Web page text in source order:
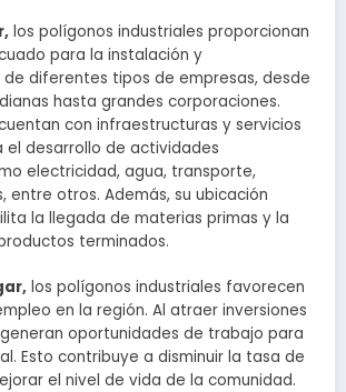
los polígonos industriales proporcionan
para la instalación y
diferentes tipos de empresas, desde
hasta grandes corporaciones.
con infraestructuras y servicios
el desarrollo de actividades
electricidad, agua, transporte,
entre otros. Además, su ubicación
la llegada de materias primas y la
terminados.
los polígonos industriales favorecen
en la región. Al atraer inversiones
oportunidades de trabajo para
Esto contribuye a disminuir la tasa de
el nivel de vida de la comunidad.